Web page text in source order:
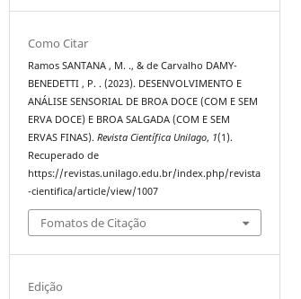
Como Citar
Ramos SANTANA , M. ., & de Carvalho DAMY-
BENEDETTI , P. . (2023). DESENVOLVIMENTO E
ANÁLISE SENSORIAL DE BROA DOCE (COM E SEM
ERVA DOCE) E BROA SALGADA (COM E SEM
ERVAS FINAS).Revista Científica Unilago, 1(1).
Recuperado de
https://revistas.unilago.edu.br/index.php/revista
-cientifica/article/view/1007
Fomatos de Citação
Edição